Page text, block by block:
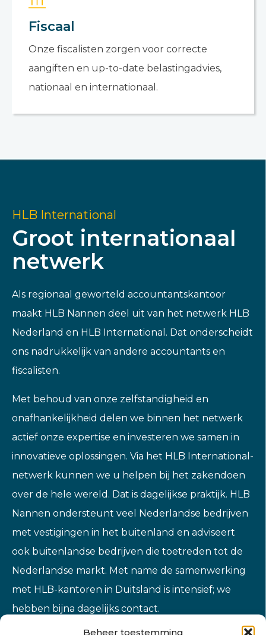
Beheer toestemming
Fiscaal
Onze fiscalisten zorgen voor correcte
aangiften en up-to-date belastingadvies,
nationaal en internationaal.
HLB International
Groot internationaal
netwerk
Als regionaal geworteld accountantskantoor
maakt HLB Nannen deel uit van het netwerk HLB
Nederland en HLB International. Dat onderscheidt
ons nadrukkelijk van andere accountants en
fiscalisten.
Met behoud van onze zelfstandigheid en
onafhankelijkheid delen we binnen het netwerk
actief onze expertise en investeren we samen in
innovatieve oplossingen. Via het HLB International-
netwerk kunnen we u helpen bij het zakendoen
over de hele wereld. Dat is dagelijkse praktijk. HLB
Nannen ondersteunt veel Nederlandse bedrijven
met vestigingen in het buitenland en adviseert
ook buitenlandse bedrijven die toetreden tot de
Nederlandse markt. Met name de samenwerking
met HLB-kantoren in Duitsland is intensief; we
hebben bijna dagelijks contact.